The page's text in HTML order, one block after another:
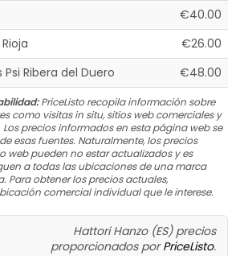
€40.00
€26.00
Ribera del Duero
€48.00
PriceListo recopila información sobre
como visitas in situ, sitios web comerciales y
precios informados en esta página web se
esas fuentes. Naturalmente, los precios
web pueden no estar actualizados y es
a todas las ubicaciones de una marca
Para obtener los precios actuales,
comercial individual que le interese.
Hattori Hanzo (ES) precios
proporcionados porPriceListo.